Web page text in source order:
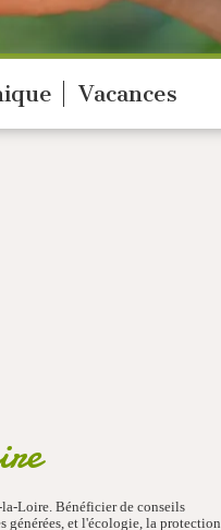
Vacances
Loire. Bénéficier de conseils
générées, et l'écologie, la protection